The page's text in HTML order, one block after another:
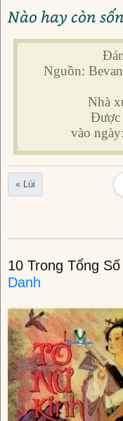
Nào hay còn
Nguồn:
Nhà
Được
vào
« Lùi
10 Trong Tổng
Danh